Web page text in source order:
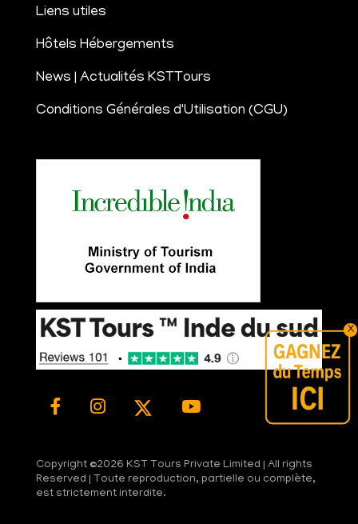
X
Liens utiles
Hôtels Hébergements
News | Actualités KSTTours
Conditions Générales d'Utilisation (CGU)
Copyright ©2026 KST Tours Private Limited | All rights
Reserved | Toute reproduction, partielle ou complète,
est strictement interdite.